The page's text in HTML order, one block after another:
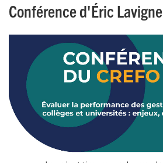
Conférence d'Éric Lavigne